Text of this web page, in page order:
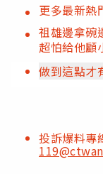
更多最新熱
祖雄邊拿碗
超怕給他顧
做到這點才
投訴爆料專